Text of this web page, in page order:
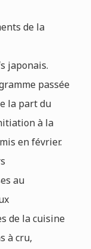
de la
japonais.
passée
la part du
à la
en février.
au
de la cuisine
à cru,